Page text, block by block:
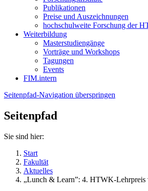
Publikationen
Preise und Auszeichnungen
hochschulweite Forschung der
Weiterbildung
Masterstudiengänge
Vorträge und Workshops
Tagungen
Events
FIM.intern
Seitenpfad-Navigation überspringen
Seitenpfad
Sie sind hier:
Start
Fakultät
Aktuelles
„Lunch & Learn”: 4. HTWK-Lehrpreis